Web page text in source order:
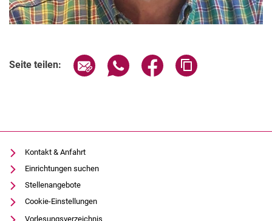
Seite teilen: Seite über E-Mail teilen
Seite über WhatsApp teilen
Seite über Facebook
Kontakt & Anfahrt
Einrichtungen suchen
Stellenangebote
Cookie-Einstellungen
Vorlesungsverzeichnis